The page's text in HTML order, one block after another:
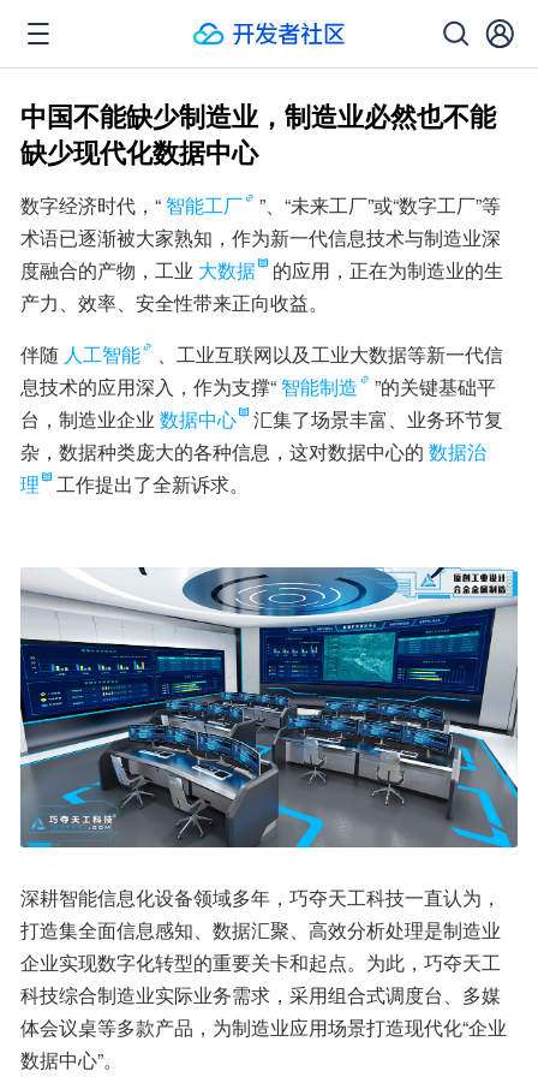
中国不能缺少制造业，制造业必然也不能
缺少现代化数据中心
数字经济时代，“ 智能工厂
”、“未来工厂”或“数字工厂”等
术语已逐渐被大家熟知，作为新一代信息技术与制造业深
度融合的产物，工业 大数据
的应用，正在为制造业的生
产力、效率、安全性带来正向收益。
伴随 人工智能
、工业互联网以及工业大数据等新一代信
息技术的应用深入，作为支撑“ 智能制造
”的关键基础平
台，制造业企业 数据中心
汇集了场景丰富、业务环节复
杂，数据种类庞大的各种信息，这对数据中心的 数据治
理
工作提出了全新诉求。
深耕智能信息化设备领域多年，巧夺天工科技一直认为，
打造集全面信息感知、数据汇聚、高效分析处理是制造业
企业实现数字化转型的重要关卡和起点。为此，巧夺天工
科技综合制造业实际业务需求，采用组合式调度台、多媒
体会议桌等多款产品，为制造业应用场景打造现代化“企业
数据中心”。